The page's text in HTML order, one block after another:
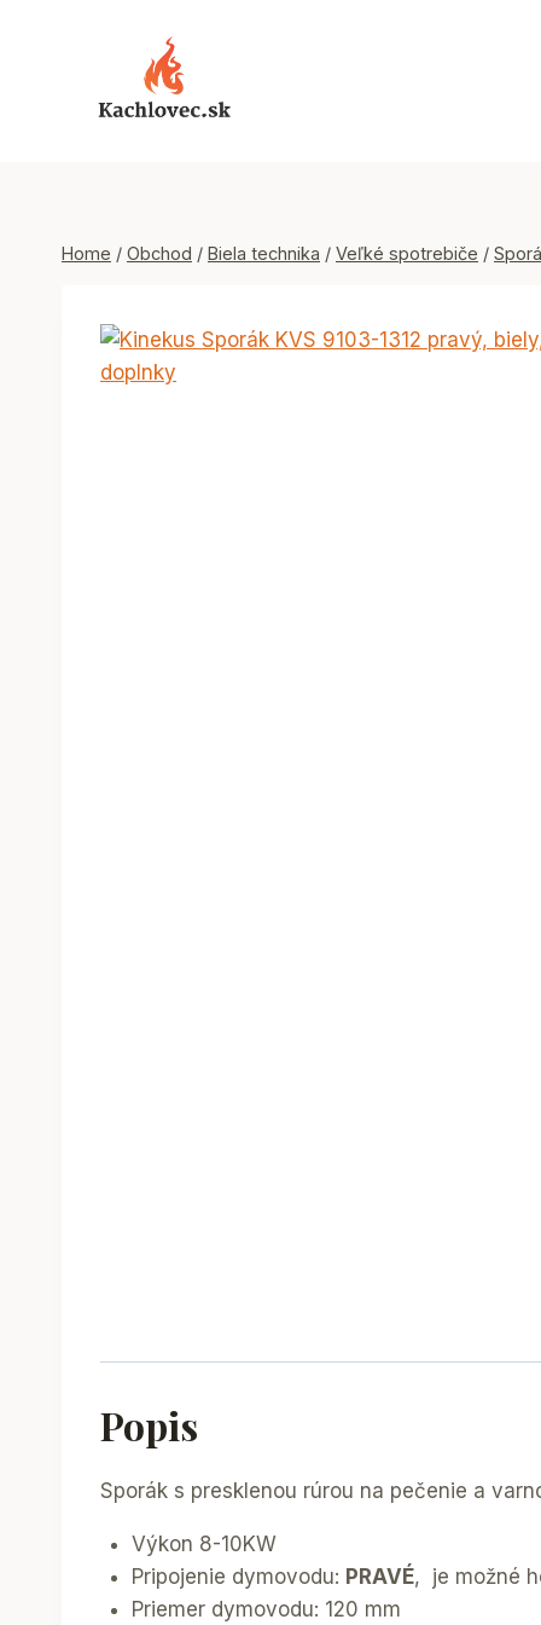
Home / Obchod / Biela technika / Veľké spotrebiče /
Popis
Sporák s presklenou rúrou na pečenie a
Výkon 8-10KW
Pripojenie dymovodu: PRAVÉ, je možné
Priemer dymovodu: 120 mm